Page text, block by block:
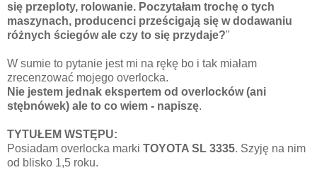
się przeploty, rolowanie. Poczytałam trochę o tych
maszynach, producenci prześcigają się w dodawaniu
różnych ściegów ale czy to się przydaje?"
W sumie to pytanie jest mi na rękę bo i tak miałam
zrecenzować mojego overlocka.
Nie jestem jednak ekspertem od overlocków (ani
stębnówek) ale to co wiem - napiszę.
TYTUŁEM WSTĘPU:
Posiadam overlocka marki TOYOTA SL 3335. Szyję na nim
od blisko 1,5 roku.